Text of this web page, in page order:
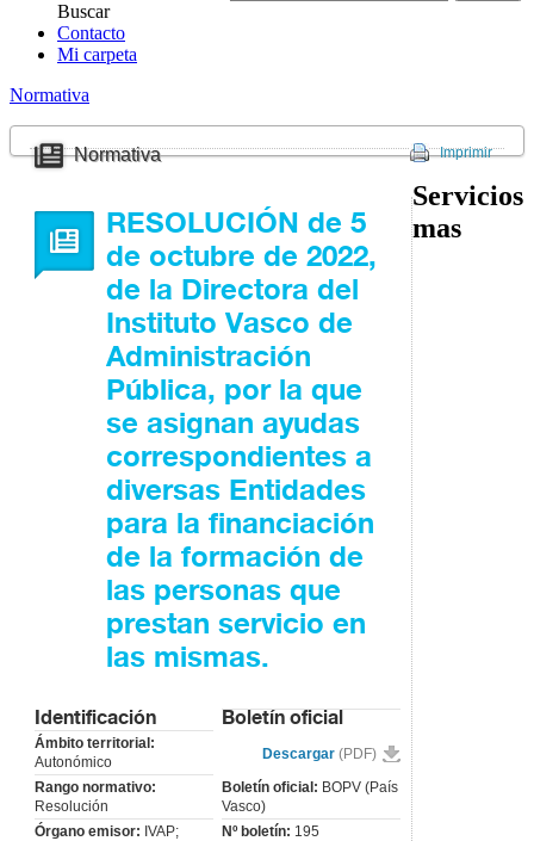
Buscar
Contacto
Mi carpeta
Normativa
Normativa Imprimir
RESOLUCIÓN de 5
de octubre de 2022,
de la Directora del
Instituto Vasco de
Administración
Pública, por la que
se asignan ayudas
correspondientes a
diversas Entidades
para la financiación
de la formación de
las personas que
prestan servicio en
las mismas.
Identificación
Ámbito territorial:
Autonómico
Rango normativo:
Resolución
Órgano emisor: IVAP;
Boletín oficial
Descargar (PDF)
Boletín oficial: BOPV (País
Vasco)
Nº boletín: 195
Servicios
mas